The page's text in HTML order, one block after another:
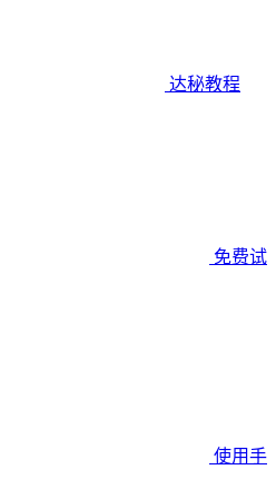
达秘教程
免费试
使用手